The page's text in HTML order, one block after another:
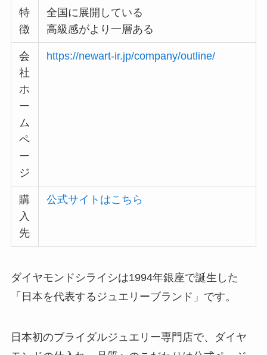
特
徴
全国に展開している
高級感がより一層ある
会
社
ホ
ー
ム
ペ
ー
ジ
https://newart-ir.jp/company/outline/
購
入
先
公式サイトはこちら
ダイヤモンドシライシは1994年銀座で誕生した
「日本を代表するジュエリーブランド」です。
日本初のブライダルジュエリー専門店で、ダイヤ